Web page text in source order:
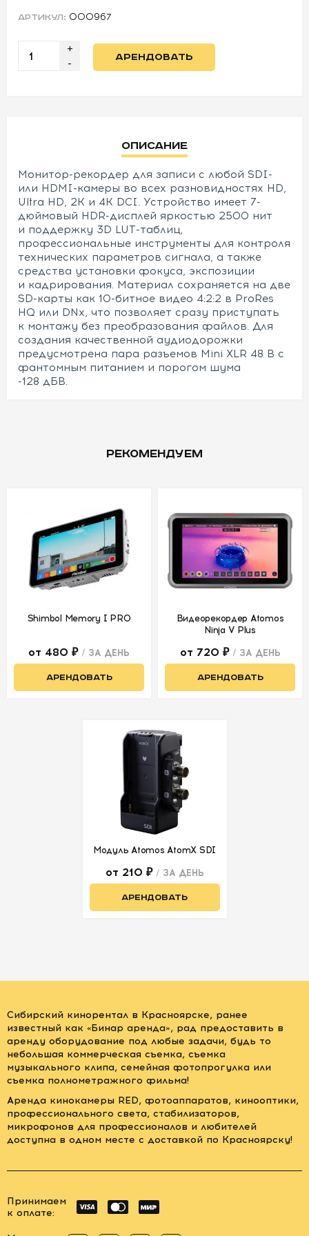
НАС
АРТИКУЛ: 000967
+
-
АРЕНДОВАТЬ
Описание
Монитор-рекордер для записи с любой SDI-
или HDMI-камеры во всех разновидностях HD,
Ultra HD, 2K и 4K DCI. Устройство имеет 7-
дюймовый HDR-дисплей яркостью 2500 нит
и поддержку 3D LUT-таблиц,
профессиональные инструменты для контроля
технических параметров сигнала, а также
средства установки фокуса, экспозиции
и кадрирования. Материал сохраняется на две
SD-карты как 10-битное видео 4:2:2 в ProRes
HQ или DNx, что позволяет сразу приступать
к монтажу без преобразования файлов. Для
создания качественной аудиодорожки
предусмотрена пара разъемов Mini XLR 48 В с
фантомным питанием и порогом шума
-128 дБВ.
РЕКОМЕНДУЕМ
Shimbol Memory I PRO
от 480 ₽ / ЗА ДЕНЬ
АРЕНДОВАТЬ
Видеорекордер Atomos
Ninja V Plus
от 720 ₽ / ЗА ДЕНЬ
АРЕНДОВАТЬ
Модуль Atomos AtomX SDI
от 210 ₽ / ЗА ДЕНЬ
АРЕНДОВАТЬ
Сибирский кинорентал в Красноярске, ранее
известный как «Бинар аренда», рад предоставить в
аренду оборудование под любые задачи, будь то
небольшая коммерческая съемка, съемка
музыкального клипа, семейная фотопрогулка или
съемка полнометражного фильма!
Аренда кинокамеры RED, фотоаппаратов, кинооптики,
профессионального света, стабилизаторов,
микрофонов для профессионалов и любителей
доступна в одном месте с доставкой по Красноярску!
Принимаем
к оплате: